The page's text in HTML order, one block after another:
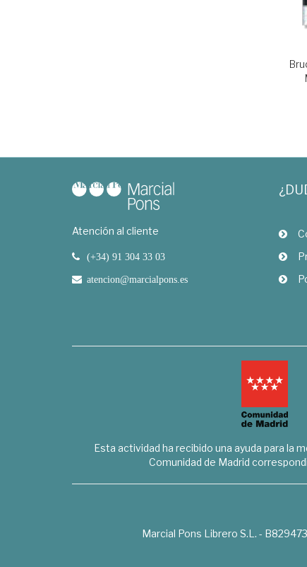
Atención al cliente
(+34) 91 304 33 03
atencion@marcialpons.es
Esta actividad ha recibido una ayuda para la
Comunidad de Madrid
Marcial Pons Librero S.L. -